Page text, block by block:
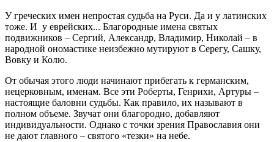
У греческих имен непростая судьба на Руси. Да и у латинских
тоже. И у еврейских... Благородные имена святых
подвижников – Сергий, Александр, Владимир, Николай – в
народной ономастике неизбежно мутируют в Серегу, Сашку,
Вовку и Колю.
От обычая этого люди начинают прибегать к германским,
нецерковным, именам. Все эти Роберты, Генрихи, Артуры –
настоящие баловни судьбы. Как правило, их называют в
полном объеме. Звучат они благородно, добавляют
индивидуальности. Однако с точки зрения Православия они
не дают главного – святого «тезки» на небе.